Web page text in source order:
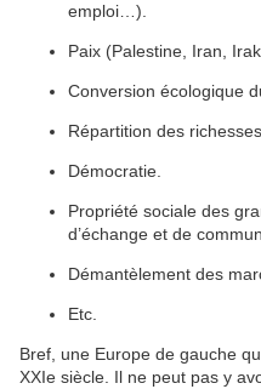
emploi…).
Paix (Palestine, Iran,
Conversion écologique
Répartition des
Démocratie.
Propriété sociale des
d’échange et de
Démantèlement des
Etc.
Bref, une Europe de gauche
XXIe siècle. Il ne peut pas y